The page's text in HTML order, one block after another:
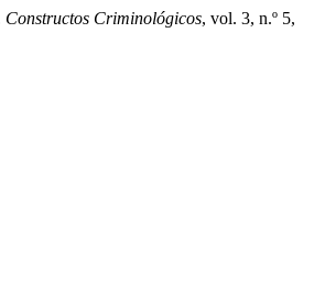
Constructos Criminológicos, vol. 3, n.º 5,